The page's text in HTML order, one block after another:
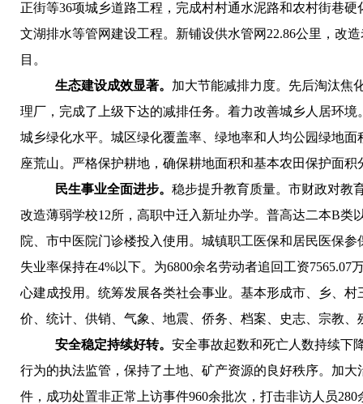
正街等36项城乡道路工程，完成村村通水泥路和农村街巷
文湖排水等管网建设工程。新铺设供水管网22.86公里，改
目。
生态建设成效显著。 加大节能减排力度。 先后淘汰焦
理厂，完成了上级下达的减排任务。 着力改善城乡人居环境
城乡绿化水平。 城区绿化覆盖率、绿地率和人均公园绿地面
座荒山。严格保护耕地，确保耕地面积和基本农田保护面
民生事业全面进步。 稳步提升教育质量。 市财政对教
改造薄弱学校12所，高职中迁入新址办学。普高达二本B类
院、市中医院门诊楼投入使用。城镇职工医保和居民医保参
失业率保持在4%以下。为6800余名劳动者追回工资
心建成投用。 统筹发展各类社会事业。 基本形成市、乡、村
价、统计、供销、气象、地震、侨务、档案、史志、宗教、
安全稳定持续好转。 安全事故起数和死亡人数持续下
行为的执法监管，保持了土地、矿产资源的良好秩序。加
件，成功处置非正常上访事件960余批次，打击非访人员280